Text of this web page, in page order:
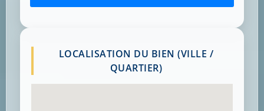
LOCALISATION DU BIEN (VILLE /
QUARTIER)